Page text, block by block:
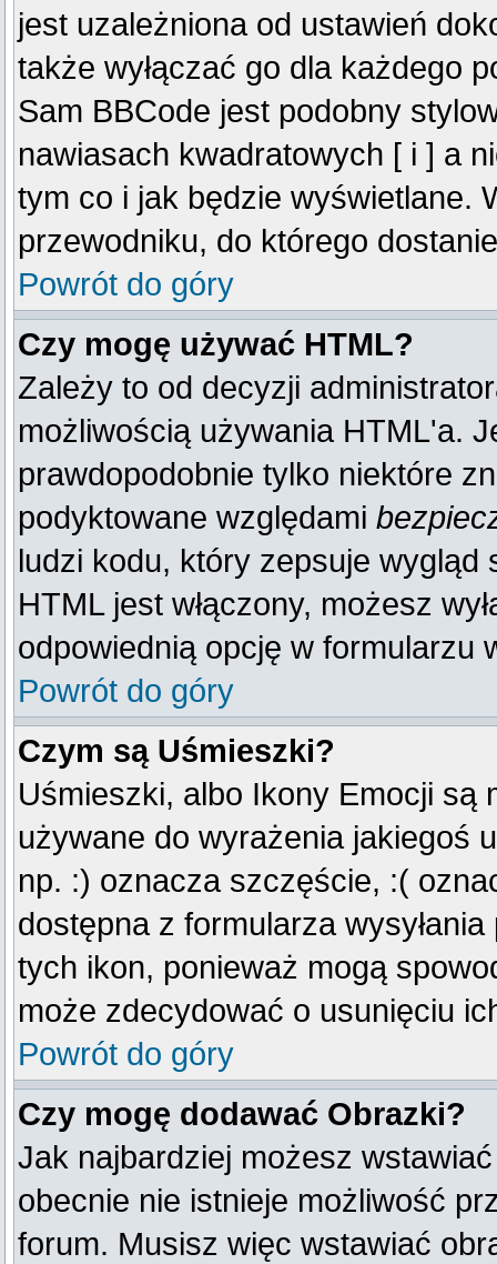
jest uzależniona od ustawień
także wyłączać go dla każdego
Sam BBCode jest podobny
nawiasach kwadratowych [ i ] a
tym co i jak będzie wyświetlane.
przewodniku, do którego
Powrót do góry
Czy mogę używać HTML?
Zależy to od decyzji
możliwością używania HTML'a.
prawdopodobnie tylko niektóre
podyktowane względami
ludzi kodu, który zepsuje wygląd
HTML jest włączony, możesz
odpowiednią opcję w formularzu
Powrót do góry
Czym są Uśmieszki?
Uśmieszki, albo Ikony Emocji są
używane do wyrażenia jakiegoś
np. :) oznacza szczęście, :(
dostępna z formularza
tych ikon, ponieważ mogą
może zdecydować o usunięciu
Powrót do góry
Czy mogę dodawać Obrazki?
Jak najbardziej możesz
obecnie nie istnieje możliwość
forum. Musisz więc wstawiać